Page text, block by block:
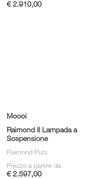
€ 2.910,00
Moooi
Raimond II Lampada a
Sospensione
Raimond Puts
Prezzo a partire da
€ 2.597,00